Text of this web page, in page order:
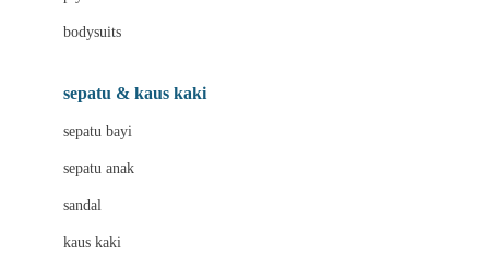
Beauty Barn
Bio Oil
Biolane
Bizzi Growin
bodysuits
sepatu & kaus kaki
sepatu bayi
sepatu anak
sandal
kaus kaki